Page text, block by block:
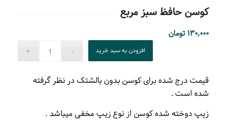
کوسن حافظ سبز مربع
۱۳۰,۰۰۰ تومان
افزودن به سبد خرید
قیمت درج شده برای کوسن بدون بالشتک در نظر گرفته
شده است .
زیپ دوخته شده کوسن از نوع زیپ مخفی میباشد .